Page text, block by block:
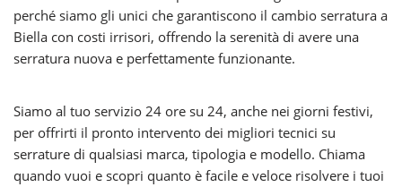
perché siamo gli unici che garantiscono il cambio serratura a
Biella con costi irrisori, offrendo la serenità di avere una
serratura nuova e perfettamente funzionante.
Siamo al tuo servizio 24 ore su 24, anche nei giorni festivi,
per offrirti il pronto intervento dei migliori tecnici su
serrature di qualsiasi marca, tipologia e modello. Chiama
quando vuoi e scopri quanto è facile e veloce risolvere i tuoi